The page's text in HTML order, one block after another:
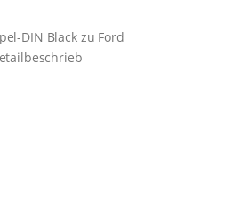
DIN Black zu Ford